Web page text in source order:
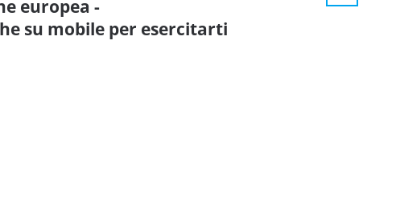
europea -
su mobile per esercitarti